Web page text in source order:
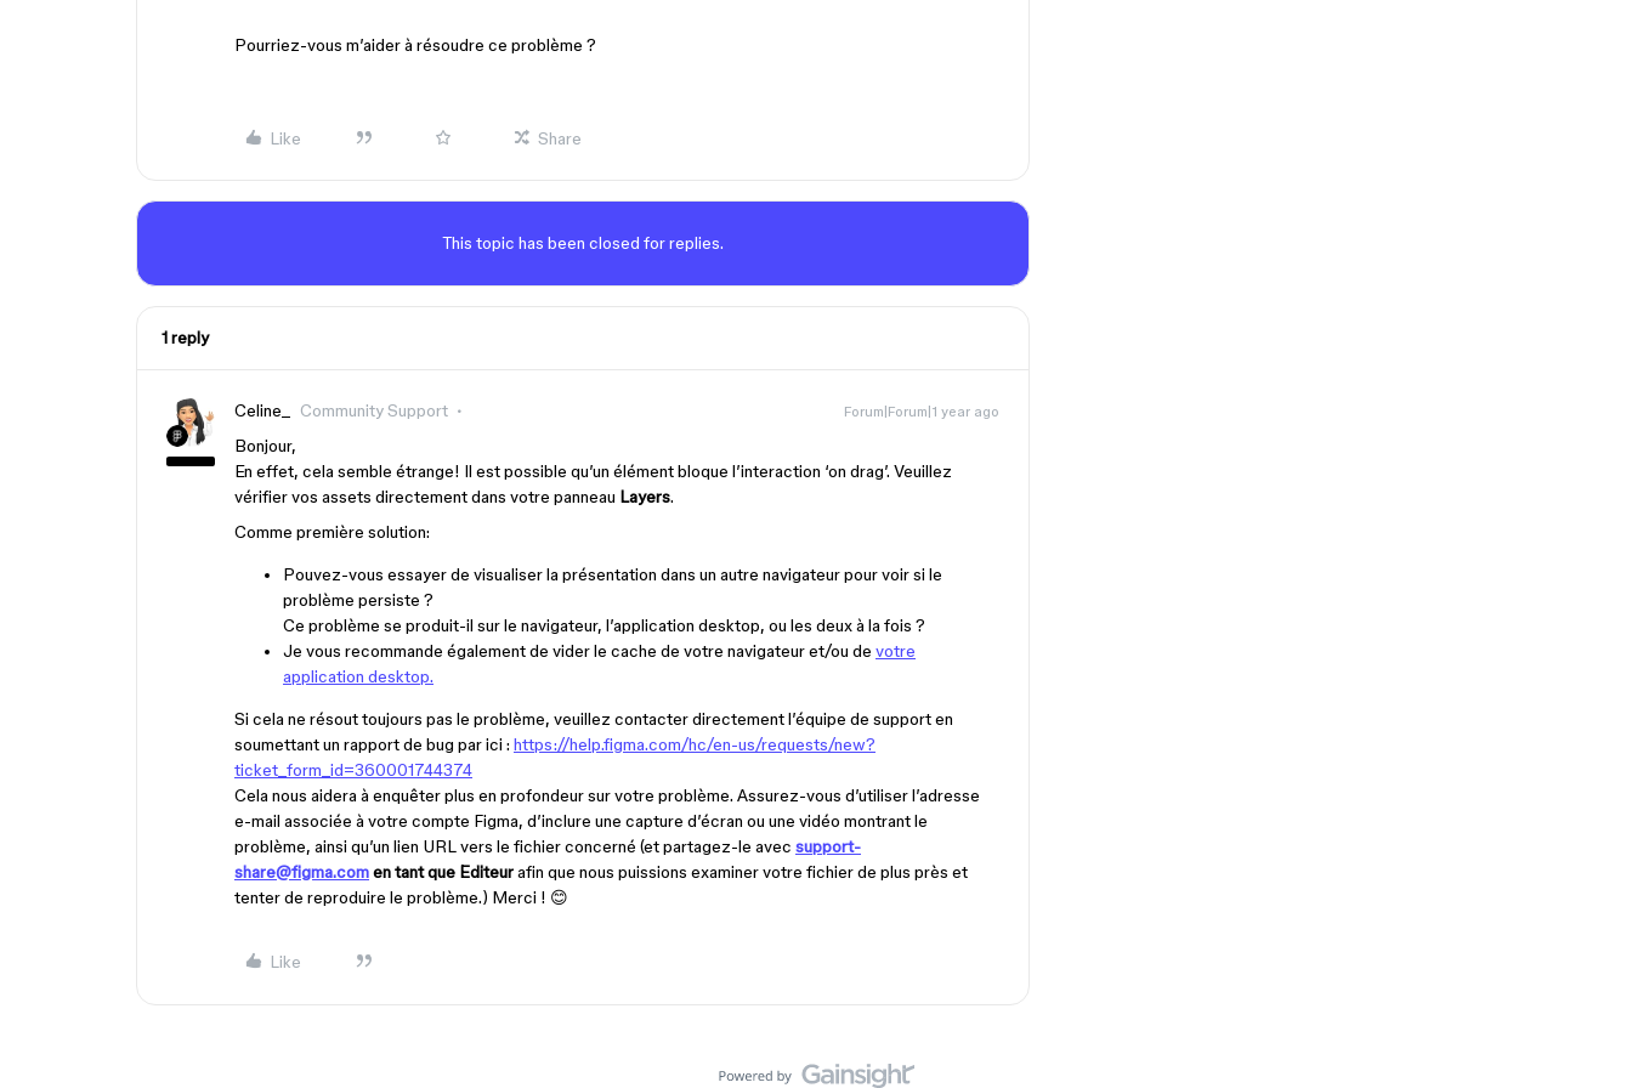
Pourriez-vous m’aider à résoudre ce problème ?
Like Share
This topic has been closed for replies.
1 reply
Celine_ Community Support Forum|Forum|1 year ago
Bonjour,
En effet, cela semble étrange! Il est possible qu’un élément bloque l’interaction ‘on drag’. Veuillez
vérifier vos assets directement dans votre panneau Layers.
Comme première solution:
Pouvez-vous essayer de visualiser la présentation dans un autre navigateur pour voir si le
problème persiste ?
Ce problème se produit-il sur le navigateur, l’application desktop, ou les deux à la fois ?
Je vous recommande également de vider le cache de votre navigateur et/ou de votre
application desktop.
Si cela ne résout toujours pas le problème, veuillez contacter directement l’équipe de support en
soumettant un rapport de bug par ici : https://help.figma.com/hc/en-us/requests/new?
ticket_form_id=360001744374
Cela nous aidera à enquêter plus en profondeur sur votre problème. Assurez-vous d’utiliser l’adresse
e-mail associée à votre compte Figma, d’inclure une capture d’écran ou une vidéo montrant le
problème, ainsi qu’un lien URL vers le fichier concerné (et partagez-le avec support-
share@figma.comen tant que Editeurafin que nous puissions examiner votre fichier de plus près et
tenter de reproduire le problème.) Merci ! 😊
Like